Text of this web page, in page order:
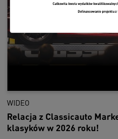
WIDEO
Relacja z Classicauto
klasyków w 2026 roku!